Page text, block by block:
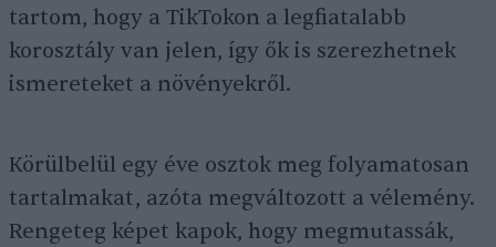
tartom, hogy a TikTokon a legfiatalabb
korosztály van jelen, így ők is szerezhetnek
ismereteket a növényekről.
Körülbelül egy éve osztok meg folyamatosan
tartalmakat, azóta megváltozott a vélemény.
Rengeteg képet kapok, hogy megmutassák,